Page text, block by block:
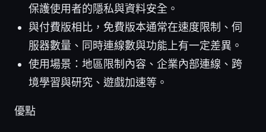
保護使用者的隱私與資料安全。
與付費版相比，免費版本通常在速度限制、伺
服器數量、同時連線數與功能上有一定差異。
使用場景：地區限制內容、企業內部連線、跨
境學習與研究、遊戲加速等。
優點